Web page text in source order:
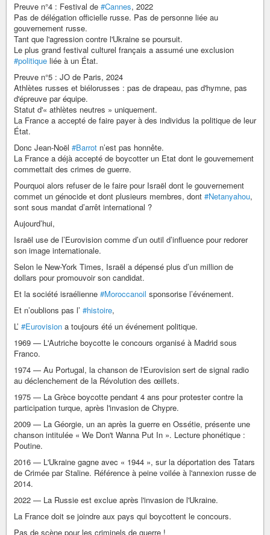
Preuve n°4 : Festival de #Cannes, 2022
Pas de délégation officielle russe. Pas de personne liée au
gouvernement russe.
Tant que l'agression contre l'Ukraine se poursuit.
Le plus grand festival culturel français a assumé une exclusion
#politique liée à un État.
Preuve n°5 : JO de Paris, 2024
Athlètes russes et biélorusses : pas de drapeau, pas d'hymne, pas
d'épreuve par équipe.
Statut d'« athlètes neutres » uniquement.
La France a accepté de faire payer à des individus la politique de leur
État.
Donc Jean-Noël #Barrot n’est pas honnête.
La France a déjà accepté de boycotter un Etat dont le gouvernement
commettait des crimes de guerre.
Pourquoi alors refuser de le faire pour Israël dont le gouvernement
commet un génocide et dont plusieurs membres, dont #Netanyahou,
sont sous mandat d’arrêt international ?
Aujourd’hui,
Israël use de l’Eurovision comme d’un outil d’influence pour redorer
son image internationale.
Selon le New-York Times, Israël a dépensé plus d’un million de
dollars pour promouvoir son candidat.
Et la société israélienne #Moroccanoil sponsorise l’événement.
Et n’oublions pas l’ #histoire,
L’ #Eurovision a toujours été un événement politique.
1969 — L'Autriche boycotte le concours organisé à Madrid sous
Franco.
1974 — Au Portugal, la chanson de l'Eurovision sert de signal radio
au déclenchement de la Révolution des œillets.
1975 — La Grèce boycotte pendant 4 ans pour protester contre la
participation turque, après l'invasion de Chypre.
2009 — La Géorgie, un an après la guerre en Ossétie, présente une
chanson intitulée « We Don't Wanna Put In ». Lecture phonétique :
Poutine.
2016 — L'Ukraine gagne avec « 1944 », sur la déportation des Tatars
de Crimée par Staline. Référence à peine voilée à l'annexion russe de
2014.
2022 — La Russie est exclue après l'invasion de l'Ukraine.
La France doit se joindre aux pays qui boycottent le concours.
Pas de scène pour les criminels de guerre !